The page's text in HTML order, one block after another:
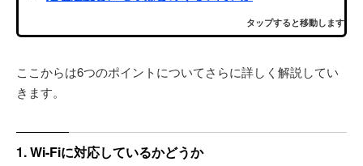
タップすると移動します
ここからは6つのポイントについてさらに詳しく解説してい
きます。
1. Wi-Fiに対応しているかどうか